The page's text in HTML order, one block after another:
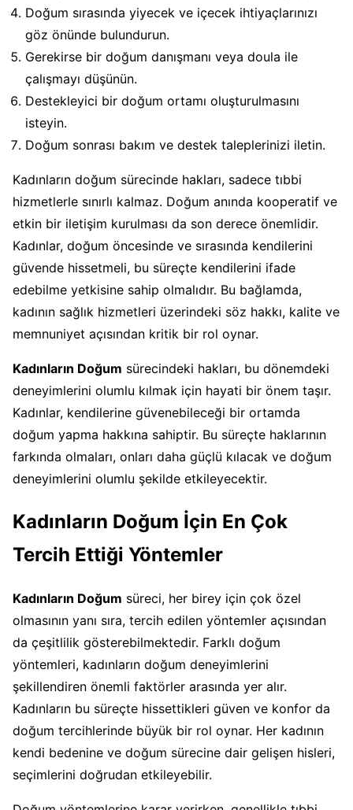
Doğum sırasında yiyecek ve içecek ihtiyaçlarınızı
göz önünde bulundurun.
Gerekirse bir doğum danışmanı veya doula ile
çalışmayı düşünün.
Destekleyici bir doğum ortamı oluşturulmasını
isteyin.
Doğum sonrası bakım ve destek taleplerinizi iletin.
Kadınların doğum sürecinde hakları, sadece tıbbi
hizmetlerle sınırlı kalmaz. Doğum anında kooperatif ve
etkin bir iletişim kurulması da son derece önemlidir.
Kadınlar, doğum öncesinde ve sırasında kendilerini
güvende hissetmeli, bu süreçte kendilerini ifade
edebilme yetkisine sahip olmalıdır. Bu bağlamda,
kadının sağlık hizmetleri üzerindeki söz hakkı, kalite ve
memnuniyet açısından kritik bir rol oynar.
Kadınların Doğum sürecindeki hakları, bu dönemdeki
deneyimlerini olumlu kılmak için hayati bir önem taşır.
Kadınlar, kendilerine güvenebileceği bir ortamda
doğum yapma hakkına sahiptir. Bu süreçte haklarının
farkında olmaları, onları daha güçlü kılacak ve doğum
deneyimlerini olumlu şekilde etkileyecektir.
Kadınların Doğum İçin En Çok
Tercih Ettiği Yöntemler
Kadınların Doğum süreci, her birey için çok özel
olmasının yanı sıra, tercih edilen yöntemler açısından
da çeşitlilik gösterebilmektedir. Farklı doğum
yöntemleri, kadınların doğum deneyimlerini
şekillendiren önemli faktörler arasında yer alır.
Kadınların bu süreçte hissettikleri güven ve konfor da
doğum tercihlerinde büyük bir rol oynar. Her kadının
kendi bedenine ve doğum sürecine dair gelişen hisleri,
seçimlerini doğrudan etkileyebilir.